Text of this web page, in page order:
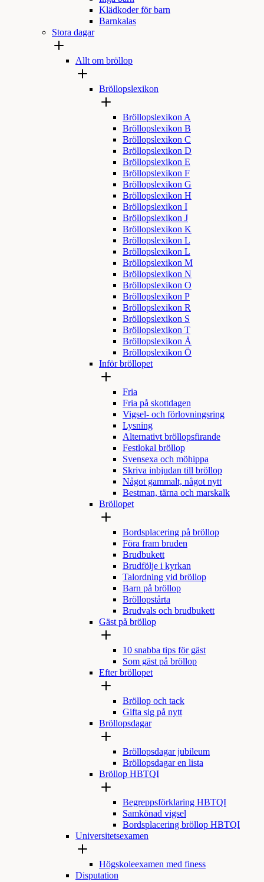
Klädkoder för barn
Barnkalas
Stora dagar
Allt om bröllop
Bröllopslexikon
Bröllopslexikon A
Bröllopslexikon B
Bröllopslexikon C
Bröllopslexikon D
Bröllopslexikon E
Bröllopslexikon F
Bröllopslexikon G
Bröllopslexikon H
Bröllopslexikon I
Bröllopslexikon J
Bröllopslexikon K
Bröllopslexikon L
Bröllopslexikon L
Bröllopslexikon M
Bröllopslexikon N
Bröllopslexikon O
Bröllopslexikon P
Bröllopslexikon R
Bröllopslexikon S
Bröllopslexikon T
Bröllopslexikon Å
Bröllopslexikon Ö
Inför bröllopet
Fria
Fria på skottdagen
Vigsel- och förlovningsring
Lysning
Alternativt bröllopsfirande
Festlokal bröllop
Svensexa och möhippa
Skriva inbjudan till bröllop
Något gammalt, något nytt
Bestman, tärna och marskalk
Bröllopet
Bordsplacering på bröllop
Föra fram bruden
Brudbukett
Brudfölje i kyrkan
Talordning vid bröllop
Barn på bröllop
Bröllopstårta
Brudvals och brudbukett
Gäst på bröllop
10 snabba tips för gäst
Som gäst på bröllop
Efter bröllopet
Bröllop och tack
Gifta sig på nytt
Bröllopsdagar
Bröllopsdagar jubileum
Bröllopsdagar en lista
Bröllop HBTQI
Begreppsförklaring HBTQI
Samkönad vigsel
Bordsplacering bröllop HBTQI
Universitetsexamen
Högskoleexamen med finess
Disputation